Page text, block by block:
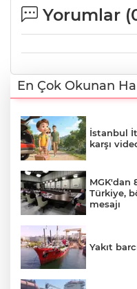
Yorumlar (
En Çok Okunan
İstanbul
karşı
MGK'dan
Türkiye,
mesajı
Yakıt